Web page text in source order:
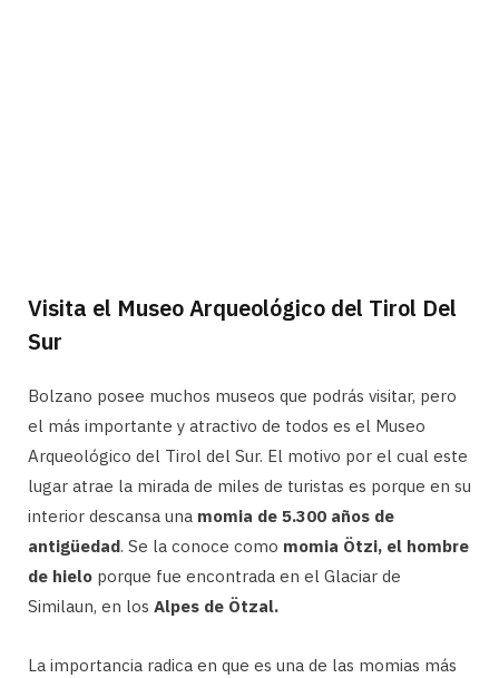
Visita el Museo Arqueológico del Tirol Del
Sur
Bolzano posee muchos museos que podrás visitar, pero
el más importante y atractivo de todos es el Museo
Arqueológico del Tirol del Sur. El motivo por el cual este
lugar atrae la mirada de miles de turistas es porque en su
interior descansa una momia de 5.300 años de
antigüedad. Se la conoce como momia Ötzi, el hombre
de hielo porque fue encontrada en el Glaciar de
Similaun, en los Alpes de Ötzal.
La importancia radica en que es una de las momias más